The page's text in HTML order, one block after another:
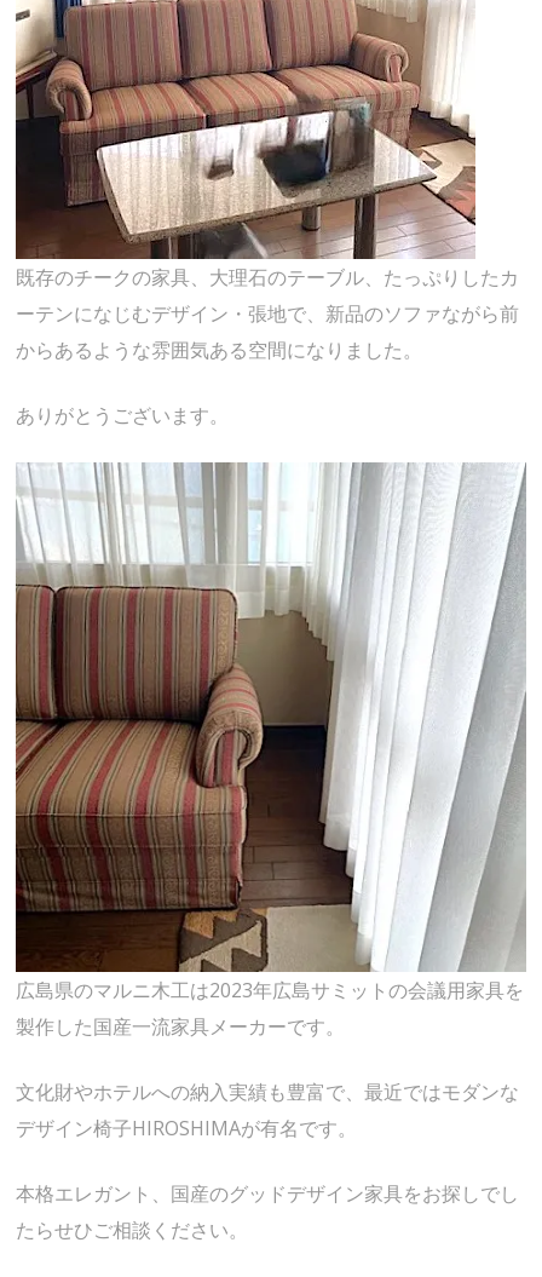
既存のチークの家具、大理石のテーブル、たっぷりしたカ
ーテンになじむデザイン・張地で、新品のソファながら前
からあるような雰囲気ある空間になりました。
ありがとうございます。
広島県のマルニ木工は2023年広島サミットの会議用家具を
製作した国産一流家具メーカーです。
文化財やホテルへの納入実績も豊富で、最近ではモダンな
デザイン椅子HIROSHIMAが有名です。
本格エレガント、国産のグッドデザイン家具をお探しでし
たらせひご相談ください。